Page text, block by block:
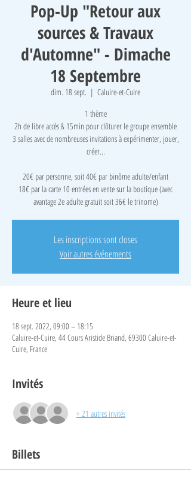
Pop-Up "Retour aux
sources & Travaux
d'Automne" - Dimache
18 Septembre
dim. 18 sept.
  |
Caluire-et-Cuire
1 thème
2h de libre accès & 15min pour clôturer le groupe ensemble
3 salles avec de nombreuses invitations à expérimenter, jouer,
créer...
​20€ par personne, soit 40€ par binôme adulte/enfant
18€ par la carte 10 entrées en vente sur la boutique (avec
avantage 2e adulte gratuit soit 36€ le trinome)
Les inscriptions sont closes
Voir autres événements
Heure et lieu
18 sept. 2022, 09:00 – 18:15
Caluire-et-Cuire, 44 Cours Aristide Briand, 69300 Caluire-et-
Cuire, France
Invités
+ 21 autres invités
Billets